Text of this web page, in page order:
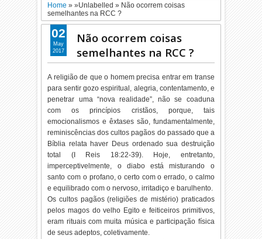
Home » »Unlabelled » Não ocorrem coisas
semelhantes na RCC ?
Não ocorrem coisas
semelhantes na RCC ?
A religião de que o homem precisa entrar em transe
para sentir gozo espiritual, alegria, contentamento, e
penetrar uma “nova realidade”, não se coaduna
com os princípios cristãos, porque, tais
emocionalismos e êxtases são, fundamentalmente,
reminiscências dos cultos pagãos do passado que a
Bíblia relata haver Deus ordenado sua destruição
total (I Reis 18:22-39). Hoje, entretanto,
imperceptivelmente, o diabo está misturando o
santo com o profano, o certo com o errado, o calmo
e equilibrado com o nervoso, irritadiço e barulhento.
Os cultos pagãos (religiões de mistério) praticados
pelos magos do velho Egito e feiticeiros primitivos,
eram rituais com muita música e participação física
de seus adeptos, coletivamente.
02
May
2017